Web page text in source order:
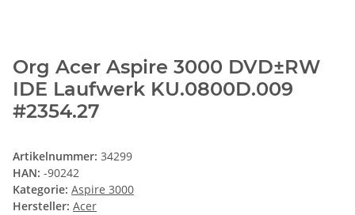
Org Acer Aspire 3000 DVD±RW
IDE Laufwerk KU.0800D.009
#2354.27
Artikelnummer: 34299
HAN: -90242
Kategorie: Aspire 3000
Hersteller: Acer